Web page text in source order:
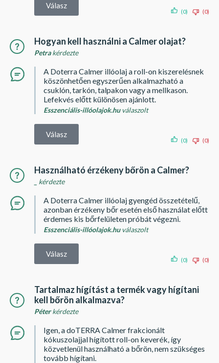
Válasz
(0) (0)
Hogyan kell használni a Calmer olajat?
Petrakérdezte
A Doterra Calmer illóolaj a roll-on kiszerelésnek
köszönhetően egyszerűen alkalmazható a
csuklón, tarkón, talpakon vagy a mellkason.
Lefekvés előtt különösen ajánlott.
Esszenciális-illóolajok.huválaszolt
Válasz
(0) (0)
Használható érzékeny bőrön a Calmer?
kérdezte
A Doterra Calmer illóolaj gyengéd összetételű,
azonban érzékeny bőr esetén első használat előtt
érdemes kis bőrfelületen próbát végezni.
Esszenciális-illóolajok.huválaszolt
Válasz
(0) (0)
Tartalmaz hígítást a termék vagy hígítani
kell bőrön alkalmazva?
Péterkérdezte
Igen, a doTERRA Calmer frakcionált
kókuszolajjal hígított roll-on keverék, így
közvetlenül használható a bőrön, nem szükséges
tovább hígítani.